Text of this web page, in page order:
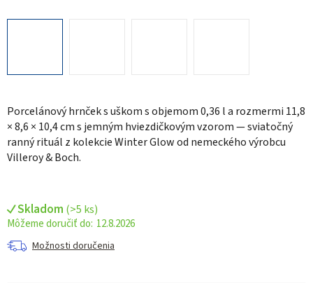
Porcelánový hrnček s uškom s objemom 0,36 l a rozmermi 11,8
× 8,6 × 10,4 cm s jemným hviezdičkovým vzorom — sviatočný
ranný rituál z kolekcie Winter Glow od nemeckého výrobcu
Villeroy & Boch.
Skladom (>5 ks)
12.8.2026
Možnosti doručenia